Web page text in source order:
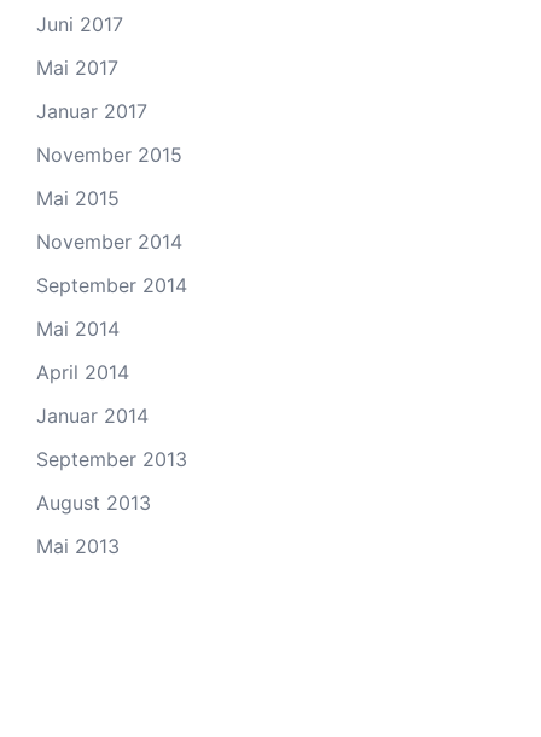
Juni 2017
Mai 2017
Januar 2017
November 2015
Mai 2015
November 2014
September 2014
Mai 2014
April 2014
Januar 2014
September 2013
August 2013
Mai 2013